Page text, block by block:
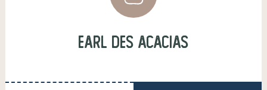
earl des acacias